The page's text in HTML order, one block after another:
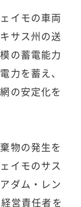
イモの車両
サス州の送
の蓄電能力
力を蓄え、
の安定化を
物の発生を
イモのサス
ダム・レン
営責任者を